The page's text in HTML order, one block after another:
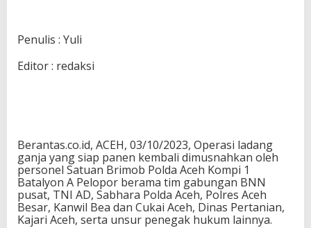
Penulis : Yuli
Editor : redaksi
Berantas.co.id, ACEH, 03/10/2023, Operasi ladang
ganja yang siap panen kembali dimusnahkan oleh
personel Satuan Brimob Polda Aceh Kompi 1
Batalyon A Pelopor berama tim gabungan BNN
pusat, TNI AD, Sabhara Polda Aceh, Polres Aceh
Besar, Kanwil Bea dan Cukai Aceh, Dinas Pertanian,
Kajari Aceh, serta unsur penegak hukum lainnya.